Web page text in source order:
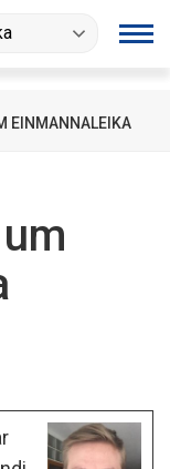
EINMANNALEIKA